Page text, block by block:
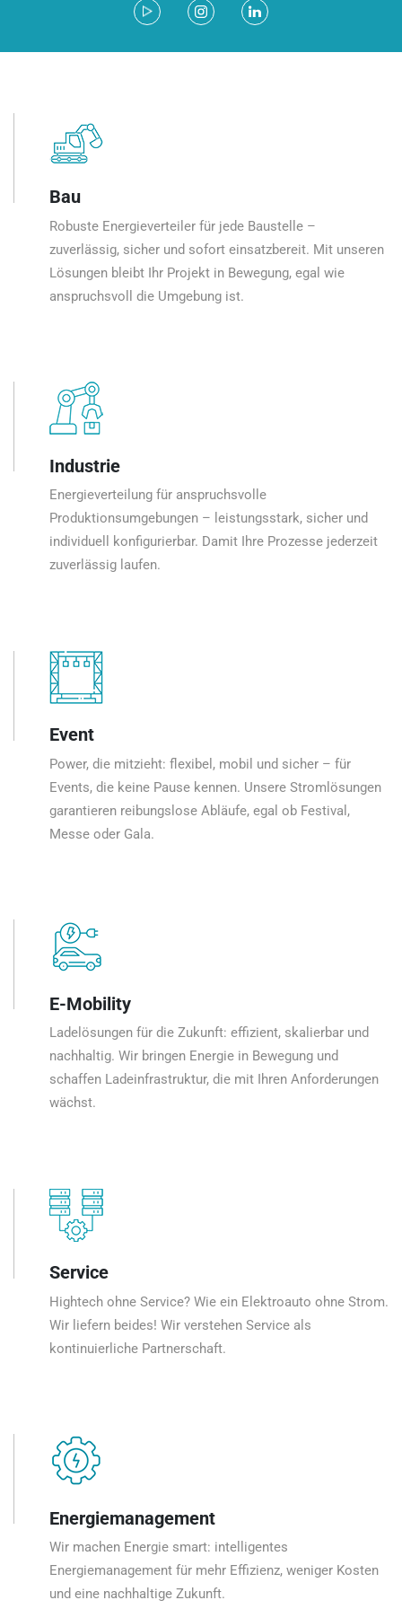
Bau
Robuste Energieverteiler für jede Baustelle –
zuverlässig, sicher und sofort einsatzbereit. Mit unseren
Lösungen bleibt Ihr Projekt in Bewegung, egal wie
anspruchsvoll die Umgebung ist.
Industrie
Energieverteilung für anspruchsvolle
Produktionsumgebungen – leistungsstark, sicher und
individuell konfigurierbar. Damit Ihre Prozesse jederzeit
zuverlässig laufen.
Event
Power, die mitzieht: flexibel, mobil und sicher – für
Events, die keine Pause kennen. Unsere Stromlösungen
garantieren reibungslose Abläufe, egal ob Festival,
Messe oder Gala.
E-Mobility
Ladelösungen für die Zukunft: effizient, skalierbar und
nachhaltig. Wir bringen Energie in Bewegung und
schaffen Ladeinfrastruktur, die mit Ihren Anforderungen
wächst.
Service
Hightech ohne Service? Wie ein Elektroauto ohne Strom.
Wir liefern beides! Wir verstehen Service als
kontinuierliche Partnerschaft.
Energiemanagement
Wir machen Energie smart: intelligentes
Energiemanagement für mehr Effizienz, weniger Kosten
und eine nachhaltige Zukunft.